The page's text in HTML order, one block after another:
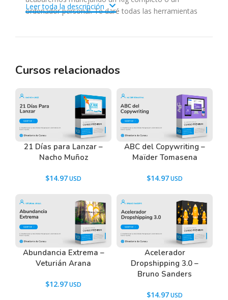
ordenador personal. Te daré todas las herramientas
necesidades, espacio y presupuesto. Al final del curso
¿quieres saber cómo funciona un rig?¿cómo
este curso veremos paso a paso y en detalle
cómo configurar, montar y poner en marcha
tu propio rig o pc para minar criptomonedas.
hacen nuestros usuarios antes de comprar y
Ir a las
Preguntas Frecuentes, o también puedes
contactarnos usando el Chat.
Leer toda la descripción
Cursos relacionados
21 Días para Lanzar –
Nacho Muñoz
$14.97
ABC del Copywriting –
Maïder Tomasena
$14.97
Abundancia Extrema –
Veturián Arana
$12.97
Acelerador
Dropshipping 3.0 –
Bruno Sanders
$14.97